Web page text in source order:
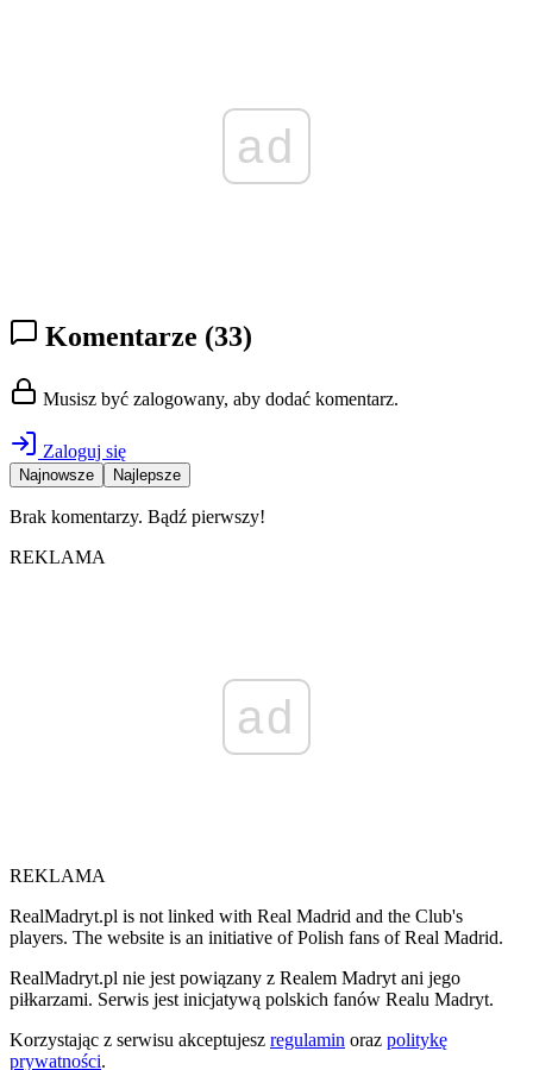
ad
Komentarze (33)
Musisz być zalogowany, aby dodać komentarz.
Zaloguj się
Najnowsze Najlepsze
Brak komentarzy. Bądź pierwszy!
REKLAMA
ad
REKLAMA
RealMadryt.pl is not linked with Real Madrid and the Club's
players. The website is an initiative of Polish fans of Real Madrid.
RealMadryt.pl nie jest powiązany z Realem Madryt ani jego
piłkarzami. Serwis jest inicjatywą polskich fanów Realu Madryt.
Korzystając z serwisu akceptujesz regulamin oraz politykę
prywatności.